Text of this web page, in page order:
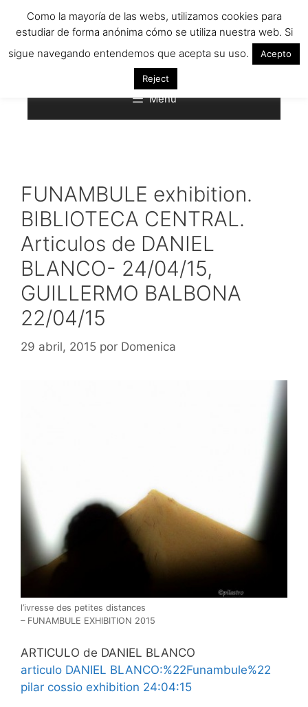
Menú
FUNAMBULE exhibition.
BIBLIOTECA CENTRAL.
Articulos de DANIEL
BLANCO- 24/04/15,
GUILLERMO BALBONA
22/04/15
29 abril, 2015 por Domenica
l’ivresse des petites distances
– FUNAMBULE EXHIBITION 2015
ARTICULO de DANIEL BLANCO
articulo DANIEL BLANCO:%22Funambule%22
pilar cossio exhibition 24:04:15
Como la mayoría de las webs, utilizamos cookies para
estudiar de forma anónima cómo se utiliza nuestra web. Si
sigue navegando entendemos que acepta su uso.
Acepto
Reject